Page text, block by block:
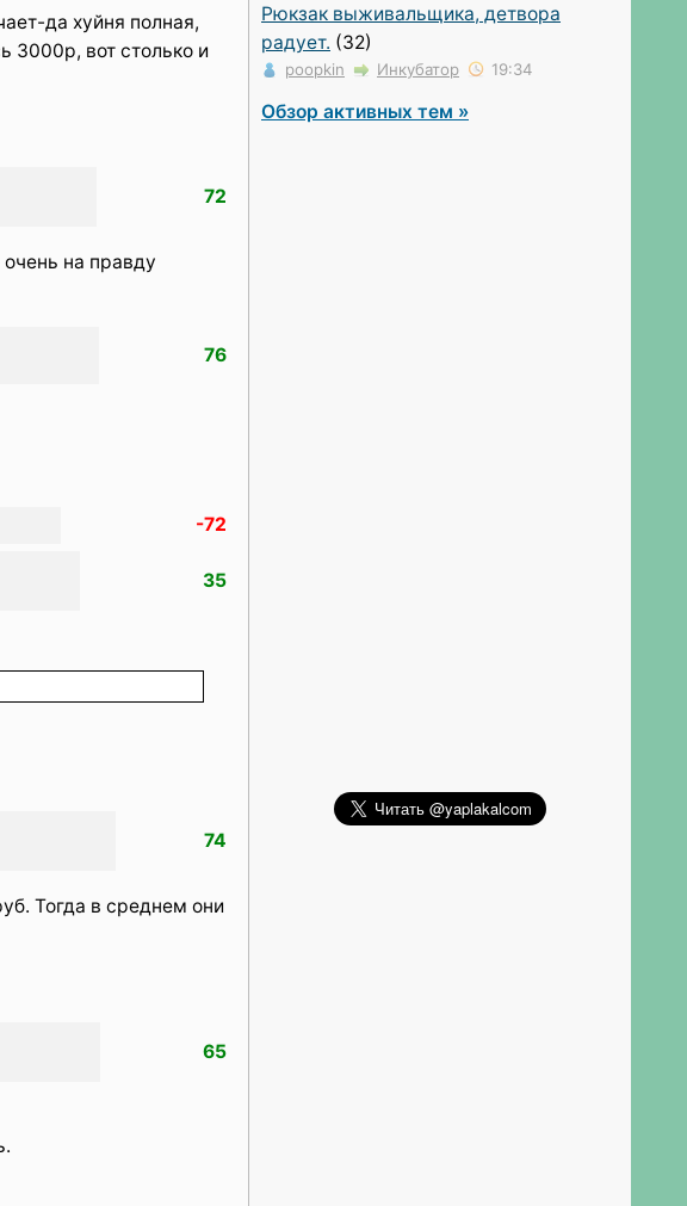
да хуйня полная,
3000р, вот столько и
72
на правду
76
-72
35
74
Тогда в среднем они
65
Рюкзак выживальщика, детвора
радует. (32)
poopkin Инкубатор 19:34
Обзор активных тем »